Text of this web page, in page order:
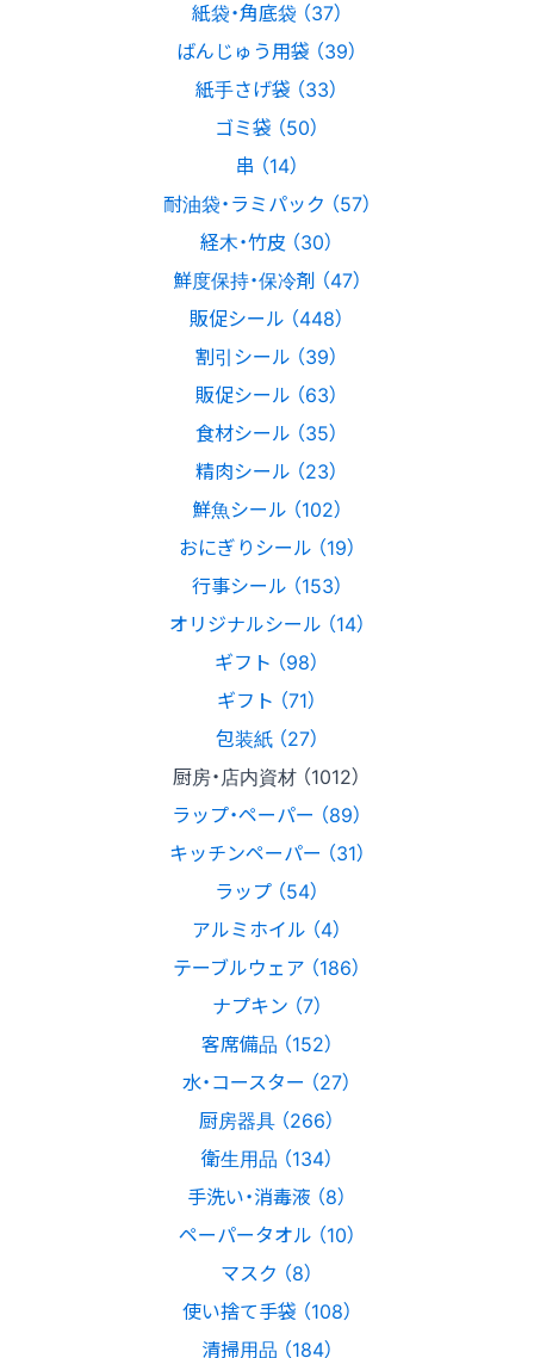
紙袋・角底袋 （37）
ばんじゅう用袋 （39）
紙手さげ袋 （33）
ゴミ袋 （50）
串 （14）
耐油袋・ラミパック （57）
経木・竹皮 （30）
鮮度保持・保冷剤 （47）
販促シール （448）
割引シール （39）
販促シール （63）
食材シール （35）
精肉シール （23）
鮮魚シール （102）
おにぎりシール （19）
行事シール （153）
オリジナルシール （14）
ギフト （98）
ギフト （71）
包装紙 （27）
厨房・店内資材 （1012）
ラップ・ペーパー （89）
キッチンペーパー （31）
ラップ （54）
アルミホイル （4）
テーブルウェア （186）
ナプキン （7）
客席備品 （152）
水・コースター （27）
厨房器具 （266）
衛生用品 （134）
手洗い・消毒液 （8）
ペーパータオル （10）
マスク （8）
使い捨て手袋 （108）
清掃用品 （184）